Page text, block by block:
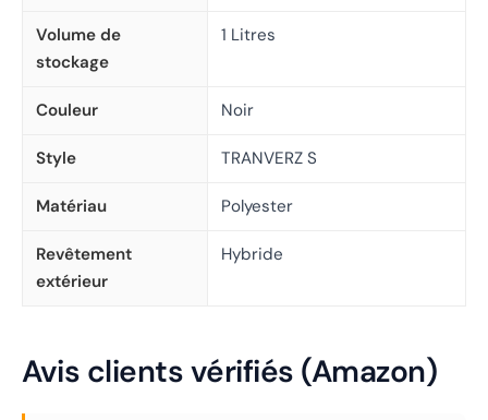
Volume de
stockage
1 Litres
Couleur Noir
Style TRANVERZ S
Matériau Polyester
Revêtement
extérieur
Hybride
Avis clients vérifiés (Amazon)